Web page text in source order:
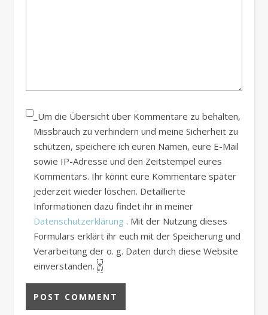
_Um die Übersicht über Kommentare zu behalten,
Missbrauch zu verhindern und meine Sicherheit zu
schützen, speichere ich euren Namen, eure E-Mail
sowie IP-Adresse und den Zeitstempel eures
Kommentars. Ihr könnt eure Kommentare später
jederzeit wieder löschen. Detaillierte
Informationen dazu findet ihr in meiner
Datenschutzerklärung . Mit der Nutzung dieses
Formulars erklärt ihr euch mit der Speicherung und
Verarbeitung der o. g. Daten durch diese Website
einverstanden. *